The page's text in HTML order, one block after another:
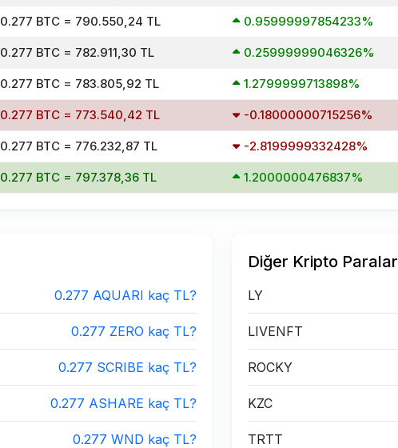
0.277 BTC = 790.550,24 TL 0.95999997854233%
0.277 BTC = 782.911,30 TL 0.25999999046326%
0.277 BTC = 783.805,92 TL 1.2799999713898%
0.277 BTC = 773.540,42 TL -0.18000000715256%
0.277 BTC = 776.232,87 TL -2.8199999332428%
0.277 BTC = 797.378,36 TL 1.2000000476837%
0.277 AQUARI kaç TL?
0.277 ZERO kaç TL?
0.277 SCRIBE kaç TL?
0.277 ASHARE kaç TL?
0.277 WND kaç TL?
Diğer Kripto Paralar
LY
LIVENFT
ROCKY
KZC
TRTT